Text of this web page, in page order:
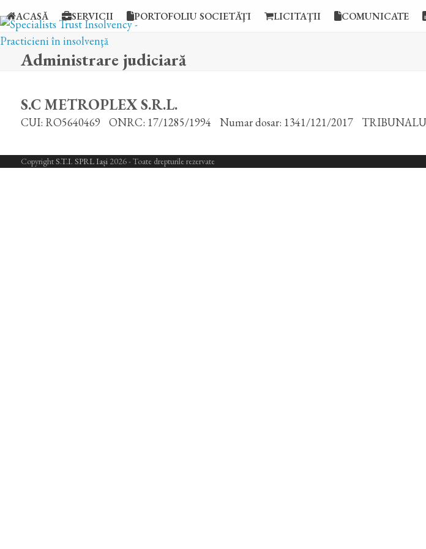
to
content
ACASĂ SERVICII PORTOFOLIU SOCIETĂŢI LICITAŢII COMUNICATE
Administrare judiciară
S.C METROPLEX S.R.L.
CUI: RO5640469 ONRC: 17/1285/1994 Numar dosar: 1341/121/2017
CopyrightS.T.I. SPRL Iași2026 - Toate drepturile rezervate